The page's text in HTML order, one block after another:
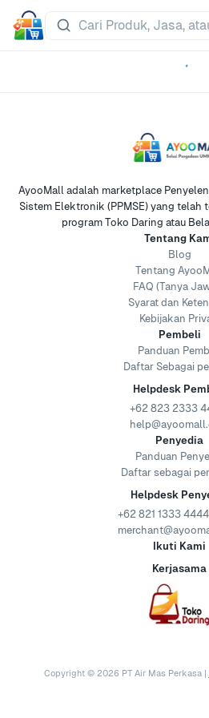
AyooMall adalah marketplace
Sistem Elektronik (PPMSE) yang telah
program Toko Daring atau
Tentang
Blog
Tentang
FAQ (Tanya
Syarat dan
Kebijakan
Pembeli
Panduan
Daftar Sebagai
Helpdesk
+62 823 2333
Penyedia
Panduan
Daftar sebagai
Helpdesk
+62 821 1333 4444
Ikuti Kami
Kerjasama
Copyright © 2026 PT Air Mas Perkasa |